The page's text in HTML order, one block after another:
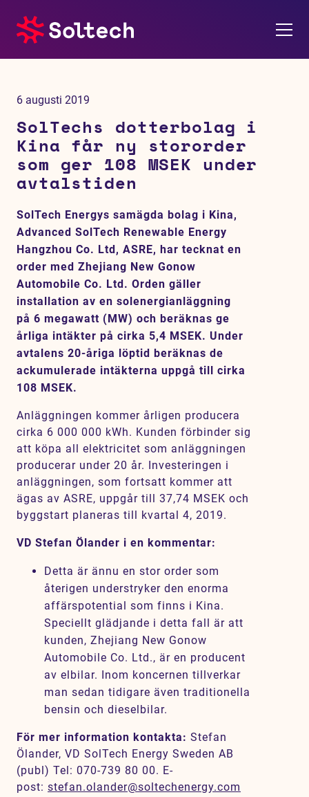
Karriär
Jobb
Kontakt
SV EN
Tjänster
Referensprojekt
Investerare
Hållbarhet
6 augusti 2019
SolTechs dotterbolag i
Kina får ny stororder
som ger 108 MSEK under
avtalstiden
SolTech Energys samägda bolag i Kina,
Advanced SolTech Renewable Energy
Hangzhou Co. Ltd, ASRE, har tecknat en
order med Zhejiang New Gonow
Automobile Co. Ltd. Orden gäller
installation av en solenergianläggning
på 6 megawatt (MW) och beräknas ge
årliga intäkter på cirka 5,4 MSEK. Under
avtalens 20-åriga löptid beräknas de
ackumulerade intäkterna uppgå till cirka
108 MSEK.
Anläggningen kommer årligen producera
cirka 6 000 000 kWh. Kunden förbinder sig
att köpa all elektricitet som anläggningen
producerar under 20 år. Investeringen i
anläggningen, som fortsatt kommer att
ägas av ASRE, uppgår till 37,74 MSEK och
byggstart planeras till kvartal 4, 2019.
VD Stefan Ölander i en kommentar:
Detta är ännu en stor order som
återigen understryker den enorma
affärspotential som finns i Kina.
Speciellt glädjande i detta fall är att
kunden, Zhejiang New Gonow
Automobile Co. Ltd., är en producent
av elbilar. Inom koncernen tillverkar
man sedan tidigare även traditionella
bensin och dieselbilar.
För mer information kontakta: Stefan
Ölander, VD SolTech Energy Sweden AB
(publ) Tel: 070-739 80 00. E-
post: stefan.olander@soltechenergy.com